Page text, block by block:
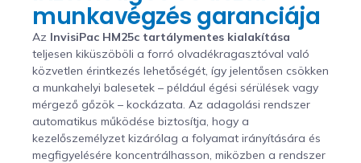
munkavégzés garanciája
Az InvisiPac HM25c tartálymentes kialakítása
teljesen kiküszöböli a forró olvadékragasztóval való
közvetlen érintkezés lehetőségét, így jelentősen csökken
a munkahelyi balesetek – például égési sérülések vagy
mérgező gőzök – kockázata. Az adagolási rendszer
automatikus működése biztosítja, hogy a
kezelőszemélyzet kizárólag a folyamat irányítására és
megfigyelésére koncentrálhasson, miközben a rendszer